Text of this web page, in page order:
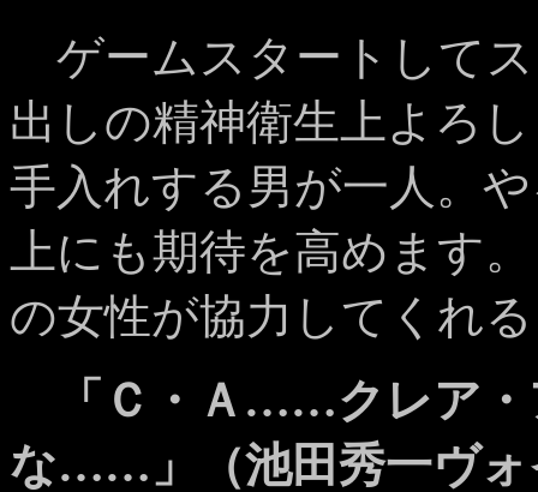
ゲームスタートして
出しの精神衛生上よろ
手入れする男が一人。
上にも期待を高めます
の女性が協力してくれ
「Ｃ・Ａ……クレア
な……」（池田秀一ヴォ